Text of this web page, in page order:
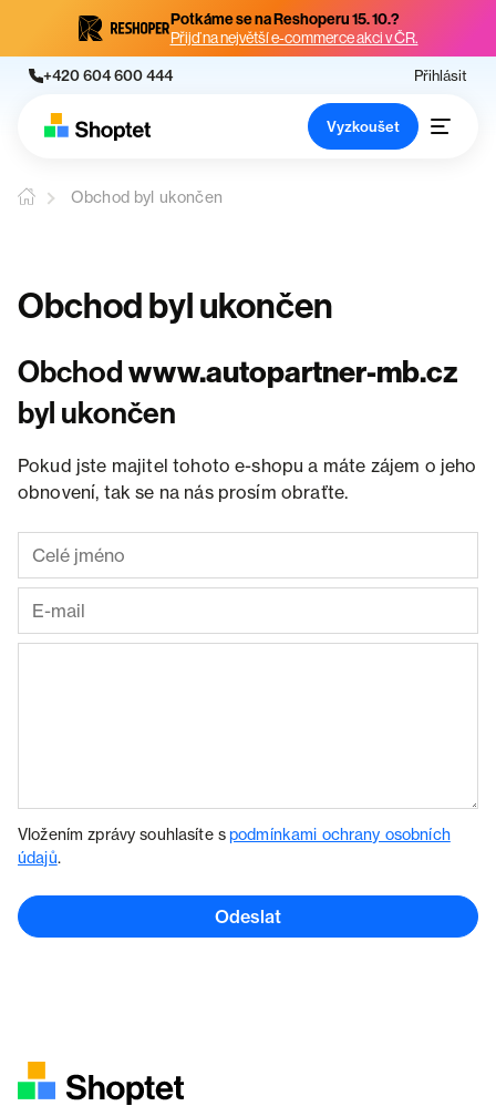
Potkáme se na Reshoperu 15. 10.?
Přijď na největší e-commerce akci v ČR.
+420 604 600 444 Přihlásit
Vyzkoušet
Obchod byl ukončen
Obchod byl ukončen
Obchodwww.autopartner-mb.cz
byl ukončen
Pokud jste majitel tohoto e-shopu a máte zájem o jeho
obnovení, tak se na nás prosím obraťte.
Vložením zprávy souhlasíte spodmínkami ochrany osobních
údajů.
Odeslat